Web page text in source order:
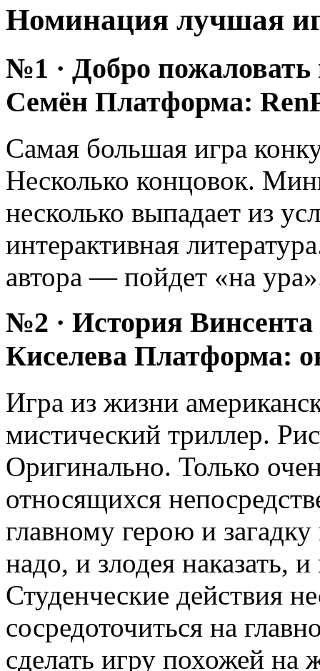
Номинация лучшая
№1 · Добро
Семён Платформа:
Самая большая игра
Несколько концовок.
несколько выпадает из
интерактивная
автора — пойдет «на
№2 · История
Киселева Платформа:
Игра из жизни
мистический триллер.
Оригинально. Только
относящихся
главному герою и
надо, и злодея наказать,
Студенческие действия
сосредоточиться на
сделать игру похожей на